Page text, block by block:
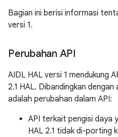
Bagian ini berisi informasi
versi 1.
Perubahan API
AIDL HAL versi 1 mendukung
2.1 HAL. Dibandingkan
adalah perubahan dalam API:
API terkait pengisi daya
HAL 2.1 tidak di-porting